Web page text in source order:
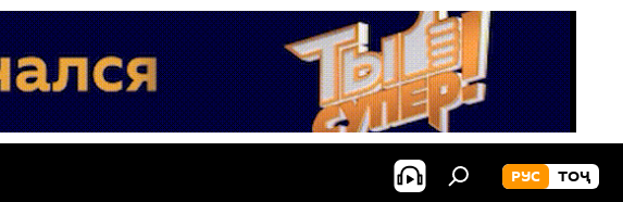
РУС ТОҶ